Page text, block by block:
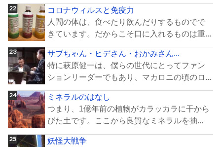
コロナウィルスと免疫力
人間の体は、食べたり飲んだりするものでで
きています。だからこそ口に入れるものは重...
サブちゃん・ヒデさん・おかみさん...
特に萩原健一は、僕らの世代にとってファン
ションリーダーでもあり、マカロニの頃のロ...
ミネラルのはなし
つまり、1億年前の植物がカラッカラに干から
びた土です。ここから良質なミネラルを抽...
妖怪大戦争